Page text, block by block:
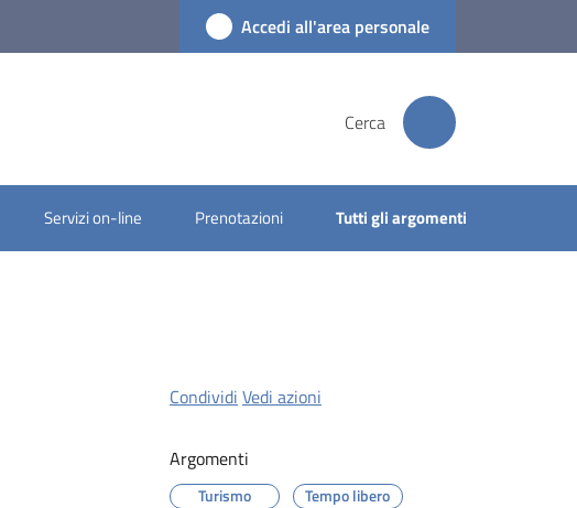
Accedi all'area personale
Cerca
Servizi on-line Prenotazioni Tutti gli argomenti
Condividi Vedi azioni
Argomenti
Turismo
Tempo libero